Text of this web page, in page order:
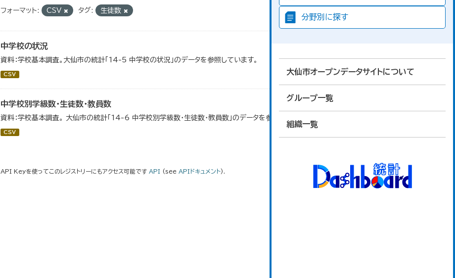
分野別に探す
大仙市オープンデータサイトについて
グループ一覧
組織一覧
フォーマット: CSV タグ: 生徒数
中学校の状況
資料：学校基本調査。大仙市の統計「14-5 中学校の状況」のデータを参照しています。
CSV
中学校別学級数・生徒数・教員数
資料：学校基本調査。 大仙市の統計「14-6 中学校別学級数・生徒数・教員数」のデータを参照しています。
CSV
API Keyを使ってこのレジストリーにもアクセス可能です API (see APIドキュメント).